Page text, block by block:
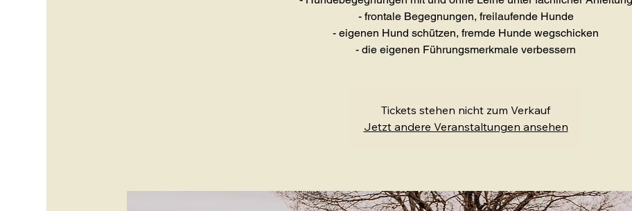
- frontale Begegnungen, freilaufende Hunde
- eigenen Hund schützen, fremde Hunde wegschicken
- die eigenen Führungsmerkmale verbessern
Tickets stehen nicht zum Verkauf
Jetzt andere Veranstaltungen ansehen